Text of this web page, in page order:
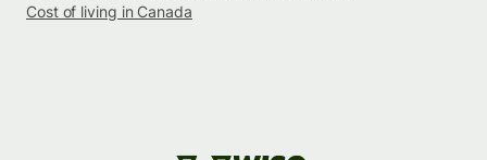
Cost of living in Canada